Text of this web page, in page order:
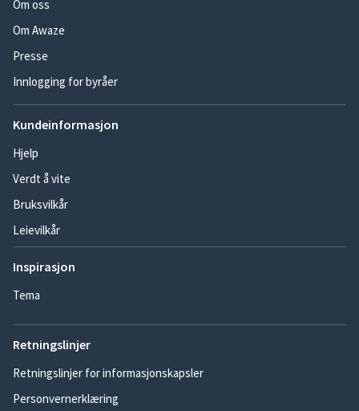
Om oss
Om Awaze
Presse
Innlogging for byråer
Kundeinformasjon
Hjelp
Verdt å vite
Bruksvilkår
Leievilkår
Inspirasjon
Tema
Retningslinjer
Retningslinjer for informasjonskapsler
Personvernerklæring